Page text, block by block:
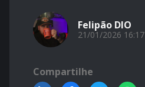
Felipão DIO
21/01/2026 16:17
Compartilhe